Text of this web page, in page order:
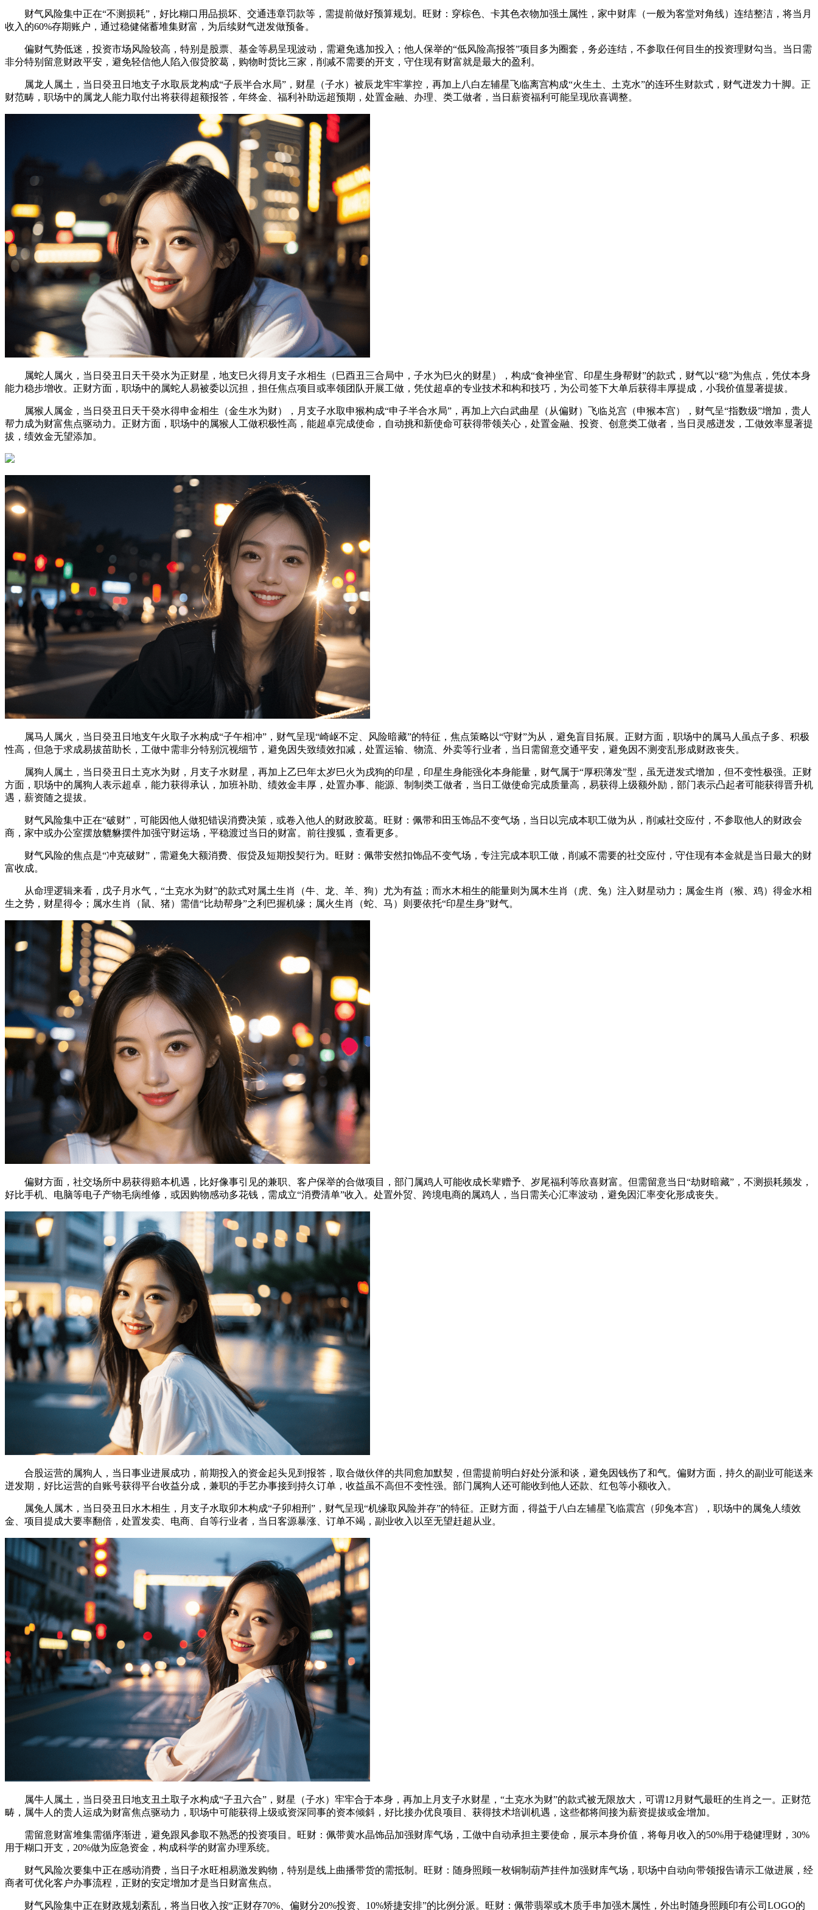
财气风险集中正在“不测损耗”，好比糊口用品损坏、交通违章罚款等，需提前做好预算规划。旺财：穿棕色、卡其色衣物加强土属性，家中财库（一般为客堂对角线）连结整洁，将当月
收入的60%存期账户，通过稳健储蓄堆集财富，为后续财气迸发做预备。
偏财气势低迷，投资市场风险较高，特别是股票、基金等易呈现波动，需避免逃加投入；他人保举的“低风险高报答”项目多为圈套，务必连结，不参取任何目生的投资理财勾当。当日需
非分特别留意财政平安，避免轻信他人陷入假贷胶葛，购物时货比三家，削减不需要的开支，守住现有财富就是最大的盈利。
属龙人属土，当日癸丑日地支子水取辰龙构成“子辰半合水局”，财星（子水）被辰龙牢牢掌控，再加上八白左辅星飞临离宫构成“火生土、土克水”的连环生财款式，财气迸发力十脚。正
财范畴，职场中的属龙人能力取付出将获得超额报答，年终金、福利补助远超预期，处置金融、办理、类工做者，当日薪资福利可能呈现欣喜调整。
属蛇人属火，当日癸丑日天干癸水为正财星，地支巳火得月支子水相生（巳酉丑三合局中，子水为巳火的财星），构成“食神坐官、印星生身帮财”的款式，财气以“稳”为焦点，凭仗本身
能力稳步增收。正财方面，职场中的属蛇人易被委以沉担，担任焦点项目或率领团队开展工做，凭仗超卓的专业技术和构和技巧，为公司签下大单后获得丰厚提成，小我价值显著提拔。
属猴人属金，当日癸丑日天干癸水得申金相生（金生水为财），月支子水取申猴构成“申子半合水局”，再加上六白武曲星（从偏财）飞临兑宫（申猴本宫），财气呈“指数级”增加，贵人
帮力成为财富焦点驱动力。正财方面，职场中的属猴人工做积极性高，能超卓完成使命，自动挑和新使命可获得带领关心，处置金融、投资、创意类工做者，当日灵感迸发，工做效率显著提
拔，绩效金无望添加。
属马人属火，当日癸丑日地支午火取子水构成“子午相冲”，财气呈现“崎岖不定、风险暗藏”的特征，焦点策略以“守财”为从，避免盲目拓展。正财方面，职场中的属马人虽点子多、积极
性高，但急于求成易拔苗助长，工做中需非分特别沉视细节，避免因失致绩效扣减，处置运输、物流、外卖等行业者，当日需留意交通平安，避免因不测变乱形成财政丧失。
属狗人属土，当日癸丑日土克水为财，月支子水财星，再加上乙巳年太岁巳火为戌狗的印星，印星生身能强化本身能量，财气属于“厚积薄发”型，虽无迸发式增加，但不变性极强。正财
方面，职场中的属狗人表示超卓，能力获得承认，加班补助、绩效金丰厚，处置办事、能源、制制类工做者，当日工做使命完成质量高，易获得上级额外励，部门表示凸起者可能获得晋升机
遇，薪资随之提拔。
财气风险集中正在“破财”，可能因他人做犯错误消费决策，或卷入他人的财政胶葛。旺财：佩带和田玉饰品不变气场，当日以完成本职工做为从，削减社交应付，不参取他人的财政会
商，家中或办公室摆放貔貅摆件加强守财运场，平稳渡过当日的财富。前往搜狐，查看更多。
财气风险的焦点是“冲克破财”，需避免大额消费、假贷及短期投契行为。旺财：佩带安然扣饰品不变气场，专注完成本职工做，削减不需要的社交应付，守住现有本金就是当日最大的财
富收成。
从命理逻辑来看，戊子月水气，“土克水为财”的款式对属土生肖（牛、龙、羊、狗）尤为有益；而水木相生的能量则为属木生肖（虎、兔）注入财星动力；属金生肖（猴、鸡）得金水相
生之势，财星得令；属水生肖（鼠、猪）需借“比劫帮身”之利巴握机缘；属火生肖（蛇、马）则要依托“印星生身”财气。
偏财方面，社交场所中易获得赔本机遇，比好像事引见的兼职、客户保举的合做项目，部门属鸡人可能收成长辈赠予、岁尾福利等欣喜财富。但需留意当日“劫财暗藏”，不测损耗频发，
好比手机、电脑等电子产物毛病维修，或因购物感动多花钱，需成立“消费清单”收入。处置外贸、跨境电商的属鸡人，当日需关心汇率波动，避免因汇率变化形成丧失。
合股运营的属狗人，当日事业进展成功，前期投入的资金起头见到报答，取合做伙伴的共同愈加默契，但需提前明白好处分派和谈，避免因钱伤了和气。偏财方面，持久的副业可能送来
迸发期，好比运营的自账号获得平台收益分成，兼职的手艺办事接到持久订单，收益虽不高但不变性强。部门属狗人还可能收到他人还款、红包等小额收入。
属兔人属木，当日癸丑日水木相生，月支子水取卯木构成“子卯相刑”，财气呈现“机缘取风险并存”的特征。正财方面，得益于八白左辅星飞临震宫（卯兔本宫），职场中的属兔人绩效
金、项目提成大要率翻倍，处置发卖、电商、自等行业者，当日客源暴涨、订单不竭，副业收入以至无望赶超从业。
属牛人属土，当日癸丑日地支丑土取子水构成“子丑六合”，财星（子水）牢牢合于本身，再加上月支子水财星，“土克水为财”的款式被无限放大，可谓12月财气最旺的生肖之一。正财范
畴，属牛人的贵人运成为财富焦点驱动力，职场中可能获得上级或资深同事的资本倾斜，好比接办优良项目、获得技术培训机遇，这些都将间接为薪资提拔或金增加。
需留意财富堆集需循序渐进，避免跟风参取不熟悉的投资项目。旺财：佩带黄水晶饰品加强财库气场，工做中自动承担主要使命，展示本身价值，将每月收入的50%用于稳健理财，30%
用于糊口开支，20%做为应急资金，构成科学的财富办理系统。
财气风险次要集中正在感动消费，当日子水旺相易激发购物，特别是线上曲播带货的需抵制。旺财：随身照顾一枚铜制葫芦挂件加强财库气场，职场中自动向带领报告请示工做进展，经
商者可优化客户办事流程，正财的安定增加才是当日财富焦点。
财气风险集中正在财政规划紊乱，将当日收入按“正财存70%、偏财分20%投资、10%矫捷安排”的比例分派。旺财：佩带翡翠或木质手串加强木属性，外出时随身照顾印有公司LOGO的